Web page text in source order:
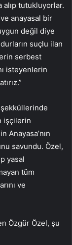
alıp tutukluyorlar.
anayasal bir
değil diye
suçlu ilan
serbest
isteyenlerin
işçilerin
Anayasa’nın
savundu. Özel,
yasal
tüm
ve
Özgür Özel, şu